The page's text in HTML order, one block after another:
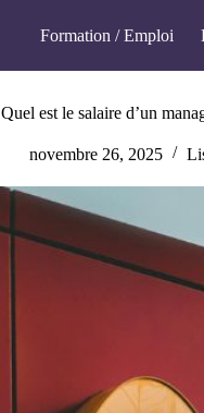
Formation / Emploi
Quel est le salaire d’un
novembre 26, 2025